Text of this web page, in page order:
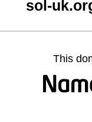
sol-
This